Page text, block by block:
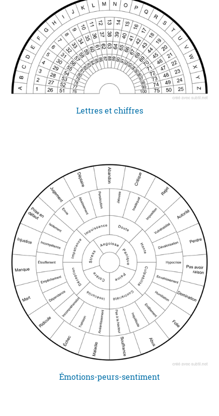
Lettres et chiffres
Émotions-peurs-sentiment